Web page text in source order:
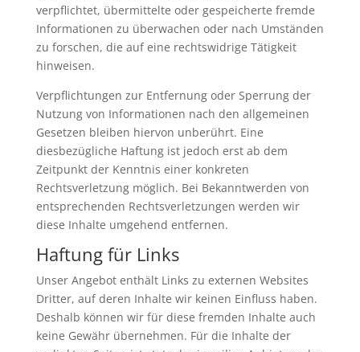
verpflichtet, übermittelte oder gespeicherte fremde
Informationen zu überwachen oder nach Umständen
zu forschen, die auf eine rechtswidrige Tätigkeit
hinweisen.
Verpflichtungen zur Entfernung oder Sperrung der
Nutzung von Informationen nach den allgemeinen
Gesetzen bleiben hiervon unberührt. Eine
diesbezügliche Haftung ist jedoch erst ab dem
Zeitpunkt der Kenntnis einer konkreten
Rechtsverletzung möglich. Bei Bekanntwerden von
entsprechenden Rechtsverletzungen werden wir
diese Inhalte umgehend entfernen.
Haftung für Links
Unser Angebot enthält Links zu externen Websites
Dritter, auf deren Inhalte wir keinen Einfluss haben.
Deshalb können wir für diese fremden Inhalte auch
keine Gewähr übernehmen. Für die Inhalte der